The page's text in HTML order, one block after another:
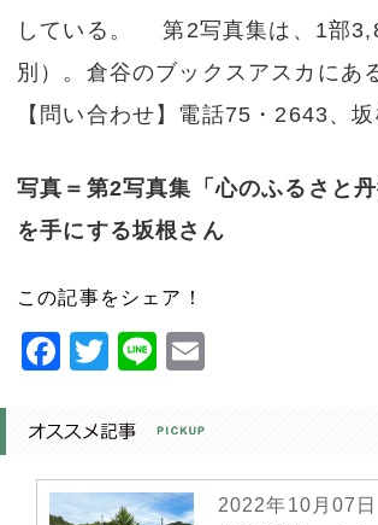
している。 第2写真集は、1部
別）。倉谷のブックスアスカにあ
【問い合わせ】電話75・2643、
写真＝第2写真集「心のふるさと
を手にする坂根さん
この記事をシェア！
Facebook
Twitter
Line
2022年10月07日